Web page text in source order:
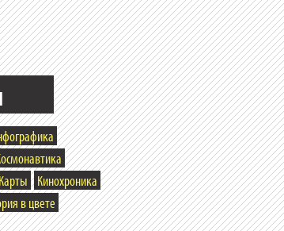
Карты
Кинохроника
в цвете